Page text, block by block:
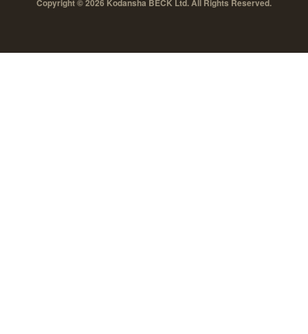
Copyright © 2026 Kodansha BECK Ltd. All Rights Reserved.